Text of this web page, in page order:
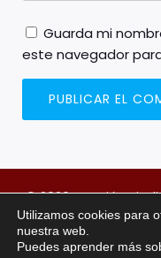
Guarda mi
este navegador
© 2026 Sección
Created with
Utilizamos cookies para
nuestra web.
Puedes aprender más